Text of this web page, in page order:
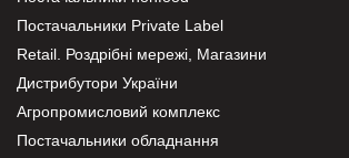
Постачальники Private Label
Retail. Роздрібні мережі, Магазини
Дистрибутори України
Агропромисловий комплекс
Постачальники обладнання